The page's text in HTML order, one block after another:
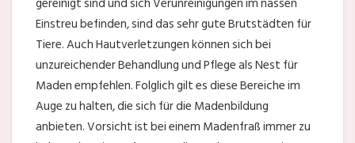
Einstreu befinden, sind das sehr gute Brutstädten für
Tiere. Auch Hautverletzungen können sich bei
unzureichender Behandlung und Pflege als Nest für
Maden empfehlen. Folglich gilt es diese Bereiche im
Auge zu halten, die sich für die Madenbildung
anbieten. Vorsicht ist bei einem Madenfraß immer zu